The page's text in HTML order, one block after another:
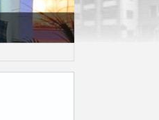
利群读书会荣誉